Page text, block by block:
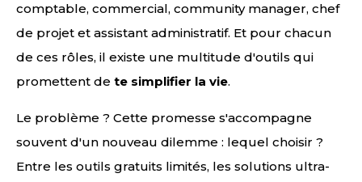
comptable, commercial, community manager, chef
de projet et assistant administratif. Et pour chacun
de ces rôles, il existe une multitude d'outils qui
promettent de te simplifier la vie.
Le problème ? Cette promesse s'accompagne
souvent d'un nouveau dilemme : lequel choisir ?
Entre les outils gratuits limités, les solutions ultra-